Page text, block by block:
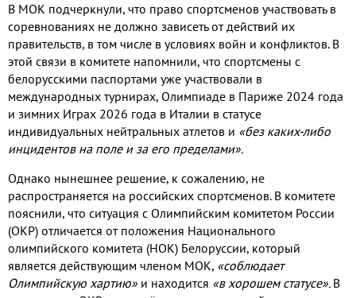
В МОК подчеркнули, что право спортсменов участвовать в
соревнованиях не должно зависеть от действий их
правительств, в том числе в условиях войн и конфликтов. В
этой связи в комитете напомнили, что спортсмены с
белорусскими паспортами уже участвовали в
международных турнирах, Олимпиаде в Париже 2024 года
и зимних Играх 2026 года в Италии в статусе
индивидуальных нейтральных атлетов и «без каких-либо
инцидентов на поле и за его пределами».
Однако нынешнее решение, к сожалению, не
распространяется на российских спортсменов. В комитете
пояснили, что ситуация с Олимпийским комитетом России
(ОКР) отличается от положения Национального
олимпийского комитета (НОК) Белоруссии, который
является действующим членом МОК, «соблюдает
Олимпийскую хартию» и находится «в хорошем статусе». В